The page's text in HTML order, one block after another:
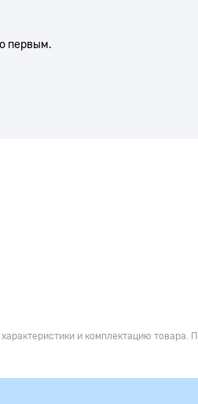
первым.
и комплектацию товара.